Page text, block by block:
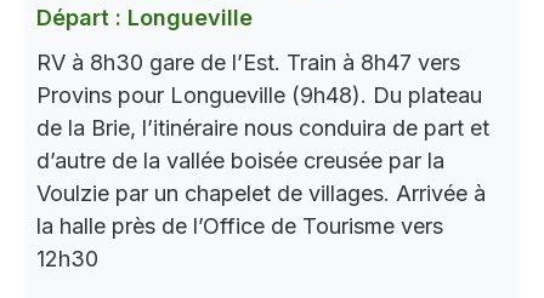
Départ : Longueville
RV à 8h30 gare de l’Est. Train à 8h47 vers
Provins pour Longueville (9h48). Du plateau
de la Brie, l’itinéraire nous conduira de part et
d’autre de la vallée boisée creusée par la
Voulzie par un chapelet de villages. Arrivée à
la halle près de l’Office de Tourisme vers
12h30